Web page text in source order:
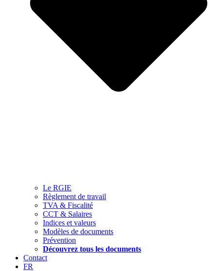
Le RGIE
Règlement de travail
TVA & Fiscalité
CCT & Salaires
Indices et valeurs
Modèles de documents
Prévention
Découvrez tous les documents
Contact
FR